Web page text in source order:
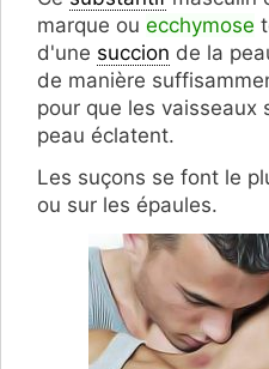
marque ou ecchymose
d'une succion de la
de manière
pour que les vaisseaux
peau éclatent.
Les suçons se font le
ou sur les épaules.